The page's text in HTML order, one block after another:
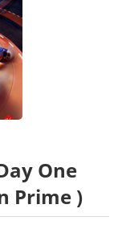
One
Prime )